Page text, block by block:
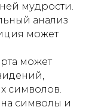
мудрости.
анализ
может
может
символов.
символы и